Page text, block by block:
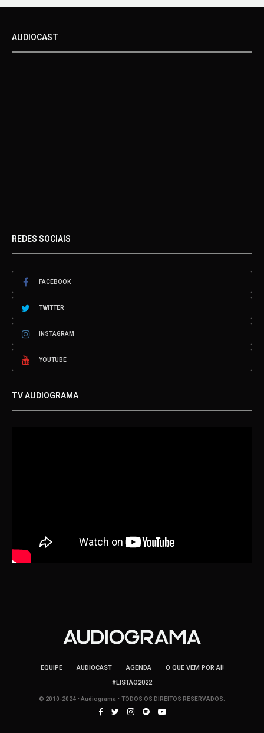
AUDIOCAST
REDES SOCIAIS
FACEBOOK
TWITTER
INSTAGRAM
YOUTUBE
TV AUDIOGRAMA
EQUIPE AUDIOCAST AGENDA
O QUE VEM POR AÍ!
#LISTÃO2022
© 2010-2024 • Audiograma • TODOS OS DIREITOS RESERVADOS.